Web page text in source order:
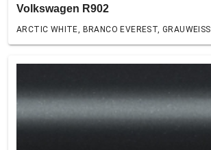
Volkswagen R902
ARCTIC WHITE, BRANCO EVEREST, GRAUWEISS